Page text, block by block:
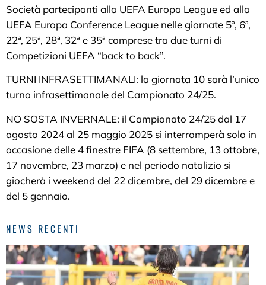
Società partecipanti alla UEFA Europa League ed alla
UEFA Europa Conference League nelle giornate 5ª, 6ª,
22ª, 25ª, 28ª, 32ª e 35ª comprese tra due turni di
Competizioni UEFA “back to back”.
TURNI INFRASETTIMANALI: la giornata 10 sarà l’unico
turno infrasettimanale del Campionato 24/25.
NO SOSTA INVERNALE: il Campionato 24/25 dal 17
agosto 2024 al 25 maggio 2025 si interromperà solo in
occasione delle 4 finestre FIFA (8 settembre, 13 ottobre,
17 novembre, 23 marzo) e nel periodo natalizio si
giocherà i weekend del 22 dicembre, del 29 dicembre e
del 5 gennaio.
NEWS RECENTI